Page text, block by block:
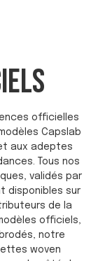
officielles
Capslab
aux adeptes
Tous nos
validés par
disponibles sur
de la
officiels,
notre
woven